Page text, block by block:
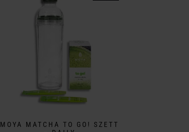
MOYA MATCHA TO GO! SZETT